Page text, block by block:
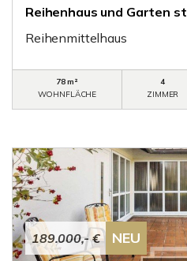
Reihenhaus und Garten
Reihenmittelhaus
78 m²
WOHNFLÄCHE
4
ZIMMER
189.000,- € NEU